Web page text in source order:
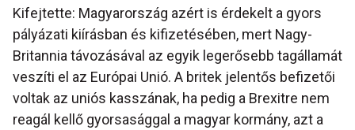
Kifejtette: Magyarország azért is érdekelt a gyors
pályázati kiírásban és kifizetésében, mert Nagy-
Britannia távozásával az egyik legerősebb tagállamát
veszíti el az Európai Unió. A britek jelentős befizetői
voltak az uniós kasszának, ha pedig a Brexitre nem
reagál kellő gyorsasággal a magyar kormány, azt a